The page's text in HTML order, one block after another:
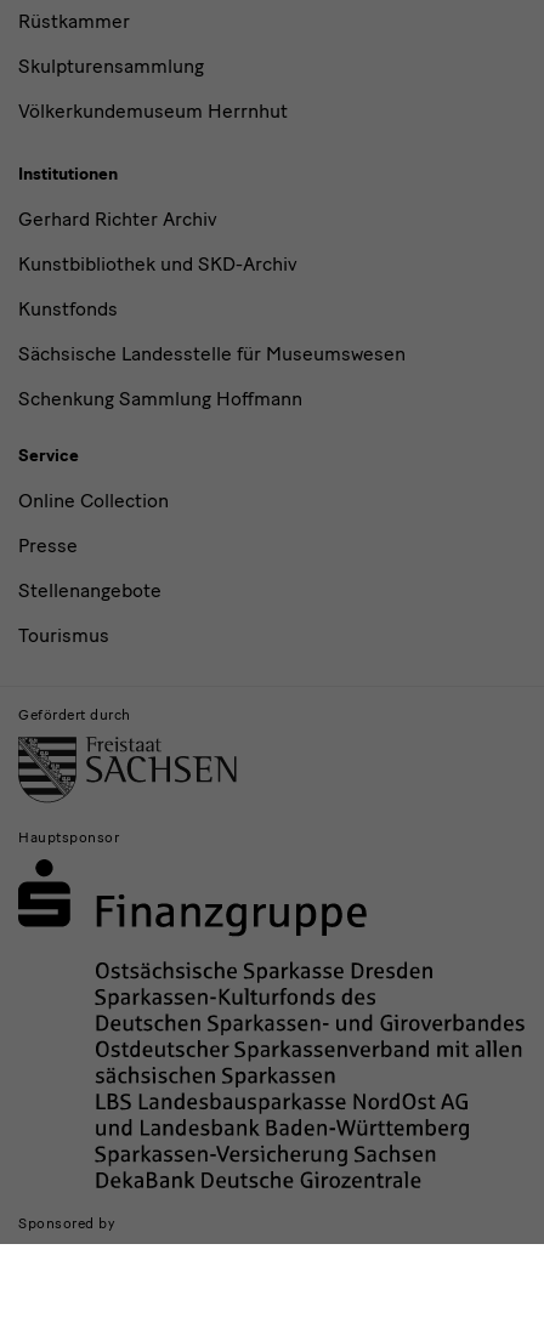
Rüstkammer
Skulpturensammlung
Völkerkundemuseum Herrnhut
Institutionen
Gerhard Richter Archiv
Kunstbibliothek und SKD-Archiv
Kunstfonds
Sächsische Landesstelle für Museumswesen
Schenkung Sammlung Hoffmann
Service
Online Collection
Presse
Stellenangebote
Tourismus
Gefördert durch
Hauptsponsor
Sponsored by